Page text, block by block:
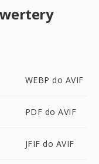
WEBP do AVIF
PDF do AVIF
JFIF do AVIF